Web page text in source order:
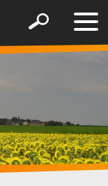
le
Afficher
formulaire